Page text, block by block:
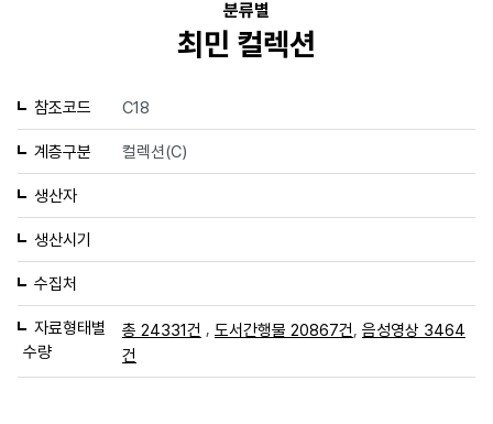
분류별
최민 컬렉션
참조코드 C18
계층구분 컬렉션(C)
생산자
생산시기
수집처
자료형태별
수량
총 24331건 , 도서간행물 20867건 음성영상 3464
건